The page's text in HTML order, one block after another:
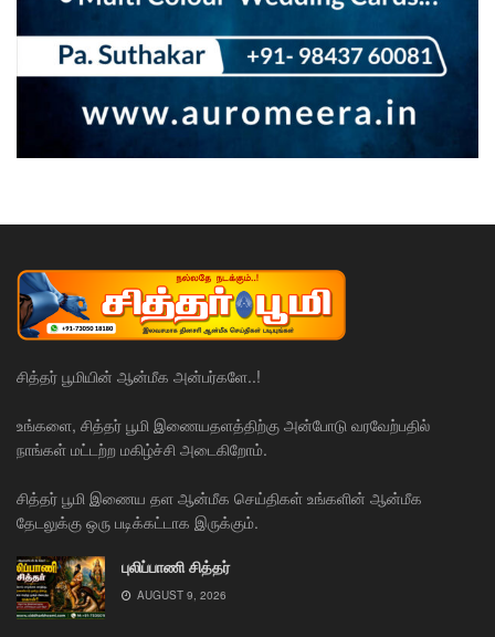
சித்தர் பூமியின் ஆன்மீக அன்பர்களே..!
உங்களை, சித்தர் பூமி இணையதளத்திற்கு அன்போடு வரவேற்பதில்
நாங்கள் மட்டற்ற மகிழ்ச்சி அடைகிறோம்.
சித்தர் பூமி இணைய தள ஆன்மீக செய்திகள் உங்களின் ஆன்மீக
தேடலுக்கு ஒரு படிக்கட்டாக இருக்கும்.
புலிப்பாணி சித்தர்
AUGUST 9, 2026